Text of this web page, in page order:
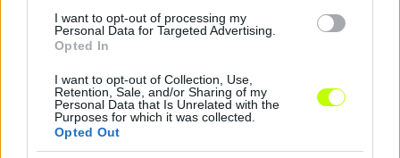
I want to opt-out of processing my
Personal Data for Targeted Advertising.
Opted In
I want to opt-out of Collection, Use,
Retention, Sale, and/or Sharing of my
Personal Data that Is Unrelated with the
Purposes for which it was collected.
Opted Out
2026.08.08.
Hírek